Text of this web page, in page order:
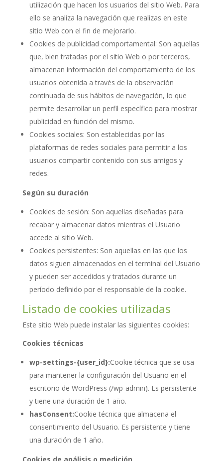
utilización que hacen los usuarios del sitio Web. Para
ello se analiza la navegación que realizas en este
sitio Web con el fin de mejorarlo.
Cookies de publicidad comportamental: Son aquellas
que, bien tratadas por el sitio Web o por terceros,
almacenan información del comportamiento de los
usuarios obtenida a través de la observación
continuada de sus hábitos de navegación, lo que
permite desarrollar un perfil específico para mostrar
publicidad en función del mismo.
Cookies sociales: Son establecidas por las
plataformas de redes sociales para permitir a los
usuarios compartir contenido con sus amigos y
redes.
Según su duración
Cookies de sesión: Son aquellas diseñadas para
recabar y almacenar datos mientras el Usuario
accede al sitio Web.
Cookies persistentes: Son aquellas en las que los
datos siguen almacenados en el terminal del Usuario
y pueden ser accedidos y tratados durante un
período definido por el responsable de la cookie.
Listado de cookies utilizadas
Este sitio Web puede instalar las siguientes cookies:
Cookies técnicas
wp-settings-{user_id}:Cookie técnica que se usa
para mantener la configuración del Usuario en el
escritorio de WordPress (/wp-admin). Es persistente
y tiene una duración de 1 año.
hasConsent:Cookie técnica que almacena el
consentimiento del Usuario. Es persistente y tiene
una duración de 1 año.